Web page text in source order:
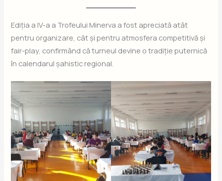
Ediția a IV-a a Trofeului Minerva a fost apreciată atât
pentru organizare, cât și pentru atmosfera competitivă și
fair-play, confirmând că turneul devine o tradiție puternică
în calendarul șahistic regional.